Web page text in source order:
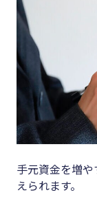
手元資金を増
えられます。